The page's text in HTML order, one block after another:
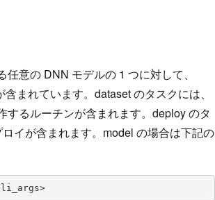
意の DNN モデルの 1 つに対して、
まれています。dataset のタスクには、
るルーチンが含まれます。deploy のタ
イが含まれます。model の場合は下記の